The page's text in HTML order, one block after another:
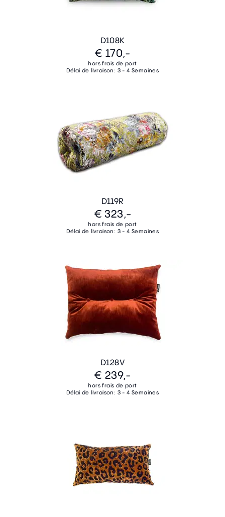
D108K
€ 170,-
hors frais de port
Délai de livraison: 3 - 4 Semaines
D119R
€ 323,-
hors frais de port
Délai de livraison: 3 - 4 Semaines
D128V
€ 239,-
hors frais de port
Délai de livraison: 3 - 4 Semaines